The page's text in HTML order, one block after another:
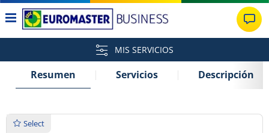
MIS SERVICIOS
Resumen Servicios Descripción
Select